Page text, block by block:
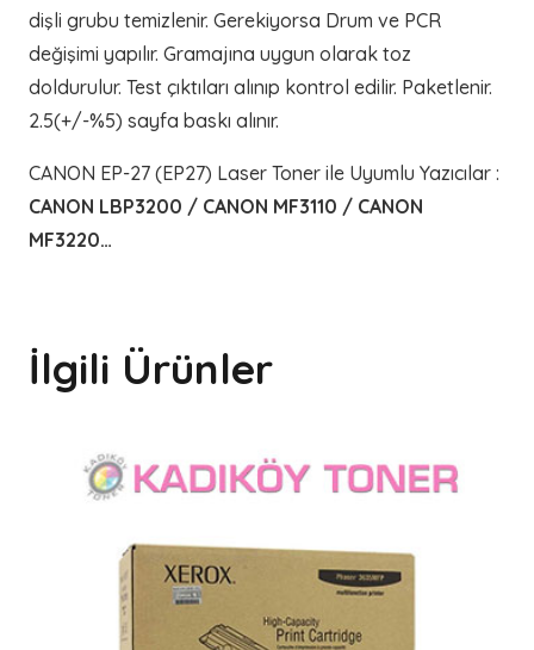
dişli grubu temizlenir. Gerekiyorsa Drum ve PCR
değişimi yapılır. Gramajına uygun olarak toz
doldurulur. Test çıktıları alınıp kontrol edilir. Paketlenir.
2.5(+/-%5) sayfa baskı alınır.
CANON EP-27 (EP27) Laser Toner ile Uyumlu Yazıcılar :
CANON LBP3200 / CANON MF3110 / CANON
MF3220…
İlgili Ürünler